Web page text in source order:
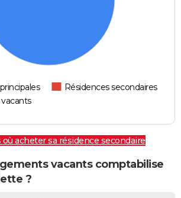
Résidences secondaires
où acheter sa résidence secondaire
vacants comptabilise
?